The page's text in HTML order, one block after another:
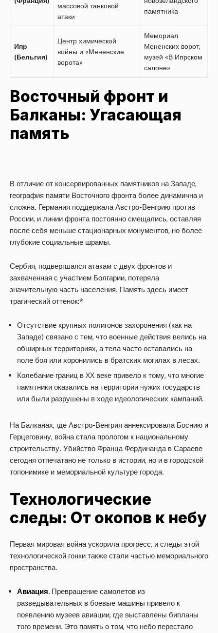
массовой танковой
атаки
памятника
Ипр
(Бельгия)
Центр химической
войны и «Мененские
ворота»
Мемориал
Мененских ворот,
музей «В Ипрском
салоне»
Восточный фронт и
Балканы: Угасающая
память
В отличие от консервированных памятников на Западе,
география памяти Восточного фронта более динамична и
сложна. Германия поддержала Австро-Венгрию против
России, и линии фронта постоянно смещались, оставляя
после себя меньше стационарных монументов, но более
глубокие социальные шрамы.
Сербия, подвергшаяся атакам с двух фронтов и
захваченная с участием Болгарии, потеряла
значительную часть населения. Память здесь имеет
трагический оттенок:*
Отсутствие крупных полигонов захоронения (как на
Западе) связано с тем, что военные действия велись на
обширных территориях, а тела часто оставались на
поле боя или хоронились в братских могилах в лесах.
Колебание границ в XX веке привело к тому, что многие
памятники оказались на территории чужих государств
или были разрушены в ходе идеологических кампаний.
На Балканах, где Австро-Венгрия аннексировала Боснию и
Герцеговину, война стала прологом к национальному
строительству. Убийство Франца Фердинанда в Сараеве
сегодня отпечатано не только в истории, но и в городской
топонимике и мемориальной культуре города.
Технологические
следы: От окопов к небу
Первая мировая война ускорила прогресс, и следы этой
технологической гонки также стали частью мемориального
пространства.
Авиация. Превращение самолетов из
разведывательных в боевые машины привело к
появлению музеев авиации, где выставлены бипланы
того времени. Это память о том, что небо перестало